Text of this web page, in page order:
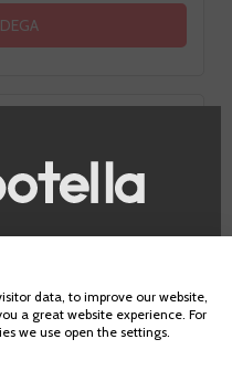
edad?
tener la edad legal de
es suficiente para
data, to improve our website,
a great website experience. For
we use open the settings.